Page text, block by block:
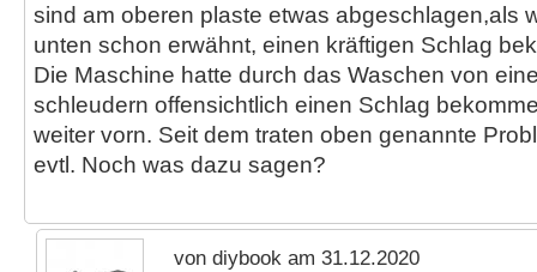
sind am oberen plaste etwas abgeschlagen,als
unten schon erwähnt, einen kräftigen Schlag
Die Maschine hatte durch das Waschen von
schleudern offensichtlich einen Schlag
weiter vorn. Seit dem traten oben genannte
evtl. Noch was dazu sagen?
von diybook am 31.12.2020